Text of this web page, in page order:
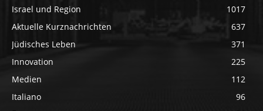
Israel und Region
1017
Aktuelle Kurznachrichten
637
Jüdisches Leben
371
Innovation
225
Medien
112
Italiano
96